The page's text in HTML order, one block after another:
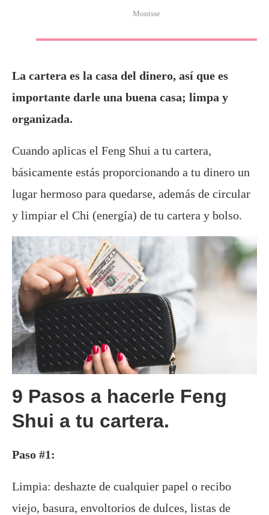
Montsse
La cartera es la casa del dinero, así que es
importante darle una buena casa; limpa y
organizada.
Cuando aplicas el Feng Shui a tu cartera,
básicamente estás proporcionando a tu dinero un
lugar hermoso para quedarse, además de circular
y limpiar el Chi (energía) de tu cartera y bolso.
9 Pasos a hacerle Feng
Shui a tu cartera.
Paso #1:
Limpia: deshazte de cualquier papel o recibo
viejo, basura, envoltorios de dulces, listas de